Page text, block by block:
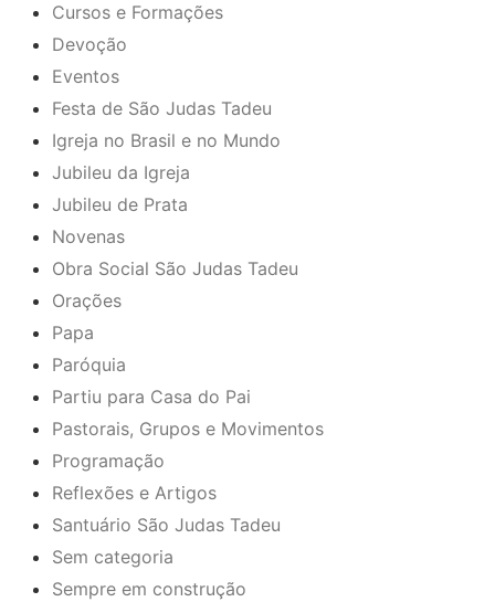
Cursos e Formações
Devoção
Eventos
Festa de São Judas Tadeu
Igreja no Brasil e no Mundo
Jubileu da Igreja
Jubileu de Prata
Novenas
Obra Social São Judas Tadeu
Orações
Papa
Paróquia
Partiu para Casa do Pai
Pastorais, Grupos e Movimentos
Programação
Reflexões e Artigos
Santuário São Judas Tadeu
Sem categoria
Sempre em construção